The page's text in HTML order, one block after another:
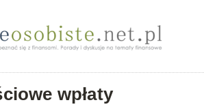
wpłaty